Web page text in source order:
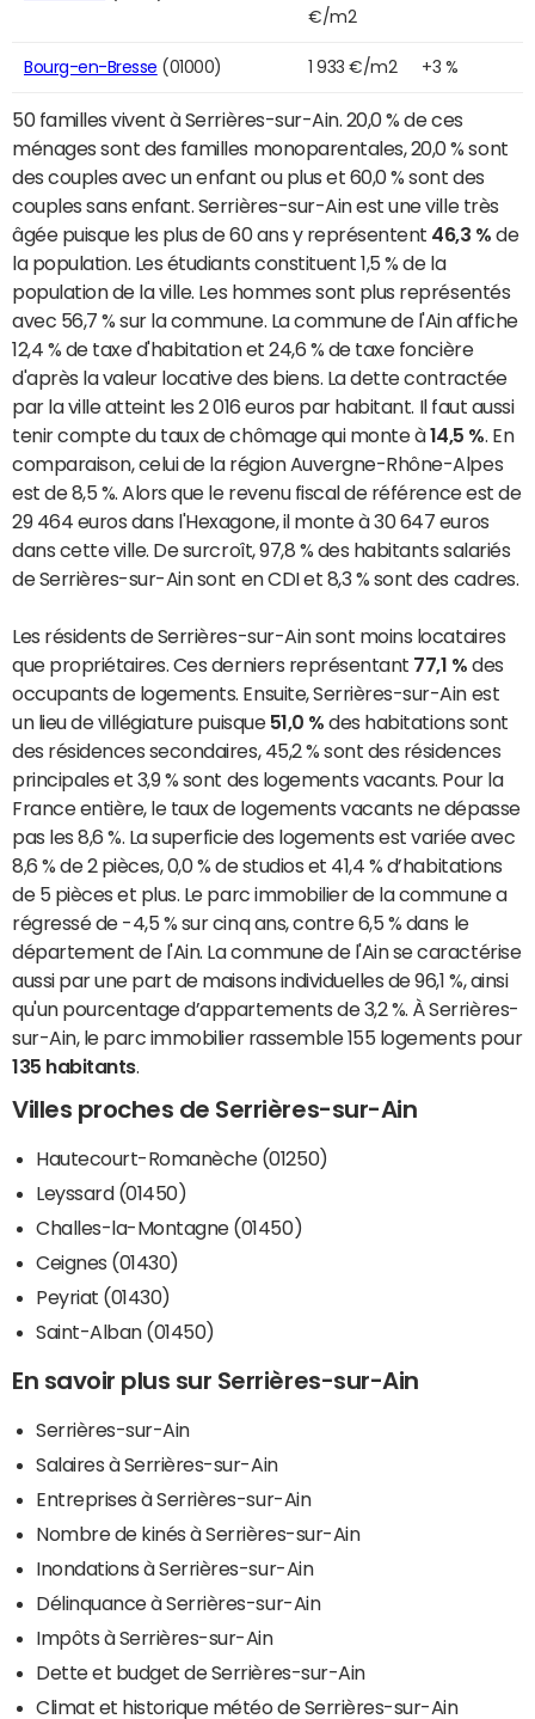
€/m2
Bourg-en-Bresse (01000) 1 933 €/m2 +3 %
50 familles vivent à Serrières-sur-Ain. 20,0 % de ces
ménages sont des familles monoparentales, 20,0 % sont
des couples avec un enfant ou plus et 60,0 % sont des
couples sans enfant. Serrières-sur-Ain est une ville très
âgée puisque les plus de 60 ans y représentent 46,3 % de
la population. Les étudiants constituent 1,5 % de la
population de la ville. Les hommes sont plus représentés
avec 56,7 % sur la commune. La commune de l'Ain affiche
12,4 % de taxe d'habitation et 24,6 % de taxe foncière
d'après la valeur locative des biens. La dette contractée
par la ville atteint les 2 016 euros par habitant. Il faut aussi
tenir compte du taux de chômage qui monte à14,5 % . En
comparaison, celui de la région Auvergne-Rhône-Alpes
est de 8,5 %. Alors que le revenu fiscal de référence est de
29 464 euros dans l'Hexagone, il monte à 30 647 euros
dans cette ville. De surcroît, 97,8 % des habitants salariés
de Serrières-sur-Ain sont en CDI et 8,3 % sont des cadres.
Les résidents de Serrières-sur-Ain sont moins locataires
que propriétaires. Ces derniers représentant 77,1 % des
occupants de logements. Ensuite, Serrières-sur-Ain est
un lieu de villégiature puisque 51,0 % des habitations sont
des résidences secondaires, 45,2 % sont des résidences
principales et 3,9 % sont des logements vacants. Pour la
France entière, le taux de logements vacants ne dépasse
pas les 8,6 %. La superficie des logements est variée avec
8,6 % de 2 pièces, 0,0 % de studios et 41,4 % d’habitations
de 5 pièces et plus. Le parc immobilier de la commune a
régressé de -4,5 % sur cinq ans, contre 6,5 % dans le
département de l'Ain. La commune de l'Ain se caractérise
aussi par une part de maisons individuelles de 96,1 %, ainsi
qu'un pourcentage d’appartements de 3,2 %. À Serrières-
sur-Ain, le parc immobilier rassemble 155 logements pour
135 habitants.
Villes proches de Serrières-sur-Ain
Hautecourt-Romanèche (01250)
Leyssard (01450)
Challes-la-Montagne (01450)
Ceignes (01430)
Peyriat (01430)
Saint-Alban (01450)
En savoir plus sur Serrières-sur-Ain
Serrières-sur-Ain
Salaires à Serrières-sur-Ain
Entreprises à Serrières-sur-Ain
Nombre de kinés à Serrières-sur-Ain
Inondations à Serrières-sur-Ain
Délinquance à Serrières-sur-Ain
Impôts à Serrières-sur-Ain
Dette et budget de Serrières-sur-Ain
Climat et historique météo de Serrières-sur-Ain